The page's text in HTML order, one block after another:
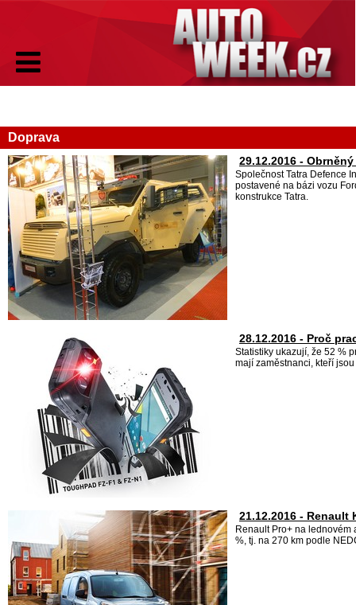
Doprava
29.12.2016 -
Společnost Tatra Defence
postavené na bázi vozu
konstrukce Tatra.
28.12.2016 - Proč
Statistiky ukazují, že 52 %
mají zaměstnanci, kteří
21.12.2016 -
Renault Pro+ na
%, tj. na 270 km podle